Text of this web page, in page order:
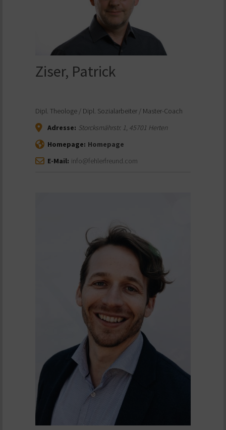
Ziser, Patrick
Dipl. Theologe / Dipl. Sozialarbeiter / Master-Coach
Adresse: Storcksmährstr. 1, 45701 Herten
Homepage: Homepage
E-Mail: info@fehlerfreund.com